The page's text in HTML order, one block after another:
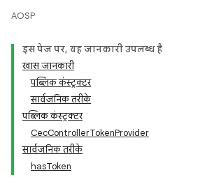
AOSP
इस पेज पर, यह जानकारी उपलब्ध है
खास जानकारी
पब्लिक कंस्ट्रक्टर
सार्वजनिक तरीके
पब्लिक कंस्ट्रक्टर
CecControllerTokenProvider
सार्वजनिक तरीके
hasToken